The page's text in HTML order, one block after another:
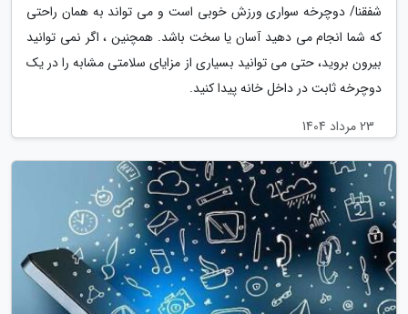
شفقنا/ دوچرخه سواری ورزش خوبی است و می تواند به همان راحتی
که شما انجام می دهید آسان یا سخت باشد. همچنین ، اگر نمی توانید
بیرون بروید، حتی می توانید بسیاری از مزایای سلامتی مشابه را در یک
دوچرخه ثابت در داخل خانه پیدا کنید.
23 مرداد 1404